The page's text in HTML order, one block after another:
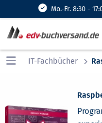
Mo.-Fr. 8:30 -
IT-Fachbücher